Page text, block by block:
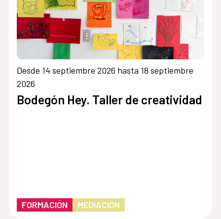
Desde 14 septiembre 2026 hasta 18 septiembre
2026
Bodegón Hey. Taller de creatividad
FORMACIÓN MEDIACIÓN